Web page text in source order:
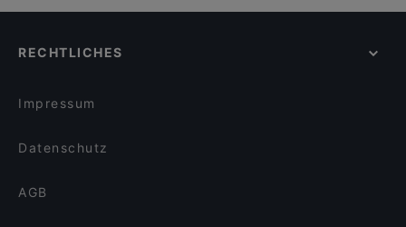
RECHTLICHES
Impressum
Datenschutz
AGB